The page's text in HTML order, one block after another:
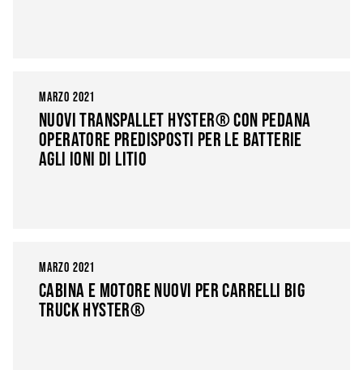
MARZO 2021
NUOVI TRANSPALLET HYSTER® CON PEDANA
OPERATORE PREDISPOSTI PER LE BATTERIE
AGLI IONI DI LITIO
MARZO 2021
CABINA E MOTORE NUOVI PER CARRELLI BIG
TRUCK HYSTER®